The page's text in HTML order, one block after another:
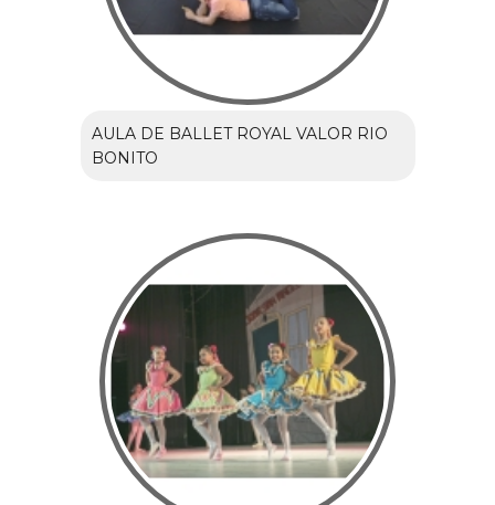
AULA DE BALLET ROYAL VALOR RIO
BONITO